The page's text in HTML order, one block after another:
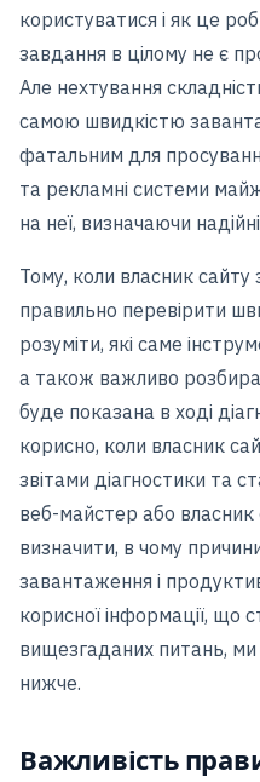
користуватися і як це
завдання в цілому не є
Але нехтування
самою швидкістю
фатальним для
та рекламні системи
на неї, визначаючи
Тому, коли власник
правильно перевірити
розуміти, які саме
а також важливо
буде показана в ході
корисно, коли власник
звітами діагностики та
веб-майстер або
визначити, в чому
завантаження і
корисної інформації, що
вищезгаданих питань, ми
нижче.
Важливість